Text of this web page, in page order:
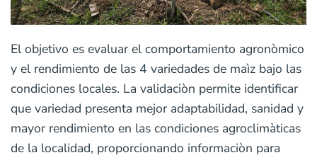
El objetivo es evaluar el comportamiento agronòmico
y el rendimiento de las 4 variedades de maìz bajo las
condiciones locales. La validaciòn permite identificar
que variedad presenta mejor adaptabilidad, sanidad y
mayor rendimiento en las condiciones agroclimàticas
de la localidad, proporcionando informaciòn para